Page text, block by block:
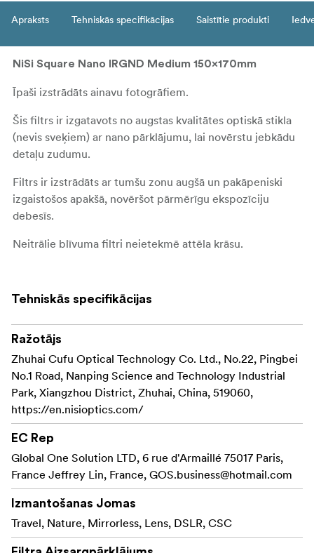
Apraksts Tehniskās specifikācijas Saistītie produkti
NiSi Square Nano IRGND Medium 150x170mm
Īpaši izstrādāts ainavu fotogrāfiem.
Šis filtrs ir izgatavots no augstas kvalitātes optiskā stikla
(nevis sveķiem) ar nano pārklājumu, lai novērstu jebkādu
detaļu zudumu.
Filtrs ir izstrādāts ar tumšu zonu augšā un pakāpeniski
izgaistošos apakšā, novēršot pārmērīgu ekspozīciju
debesīs.
Neitrālie blīvuma filtri neietekmē attēla krāsu.
filtrs ar vidēji izteiktu pārejas līniju ir īpaši noderīgs
izvirzās uz priekšu pret debesu fonu. Izmantojot neitrāla
blīvuma filtru, kamera ir jutīga pret infrasarkano gaismu,
kas, fotografējot ar mazu diafragmas atvērumu, attēlos
rada nevēlamu sarkanu krāsu. Nisi šim filtram pievienoja
infrasarkano staru aizsardzības pārklājumu, kas palīdz
novērst infrasarkano starojumu caur objektīvu, lai
atjaunotu dabisko krāsu.
NiSi Nano IR vidēji gradētais neitrālais blīvuma filtrs
izmērā 150x170 mm ir pieejams ar šādiem diafragmas
soļiem (maksimālais efekts):
2 soļi, 3 soļi un 4 soļi.
Ļoti zems krāsu tonis, ļoti zems atspoguļojums
Tehniskās specifikācijas
Ražotājs
Zhuhai Cufu Optical Technology Co. Ltd., No.22, Pingbei
No.1 Road, Nanping Science and Technology Industrial
Park, Xiangzhou District, Zhuhai, China, 519060,
https://en.nisioptics.com/
EC Rep
Global One Solution LTD, 6 rue d'Armaillé 75017 Paris,
France Jeffrey Lin, France, GOS.business@hotmail.com
Izmantošanas Jomas
Travel, Nature, Mirrorless, Lens, DSLR, CSC